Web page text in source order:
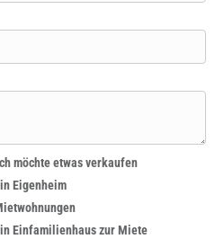
möchte etwas verkaufen
Eigenheim
Einfamilienhaus zur Miete